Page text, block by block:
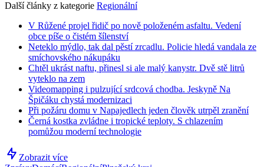
Další články z kategorie Regionální
V Růžené projel řidič po nově položeném asfaltu. Vedení
obce píše o čistém šílenství
Neteklo mýdlo, tak dal pěstí zrcadlu. Policie hledá vandala ze
smíchovského nákupáku
Chtěl ukrást naftu, přinesl si ale malý kanystr. Dvě stě litrů
vyteklo na zem
Videomapping i pulzující srdcová chodba. Jeskyně Na
Špičáku chystá modernizaci
Při požáru domu v Napajedlech jeden člověk utrpěl zranění
Černá kostka zvládne i tropické teploty. S chlazením
pomůžou moderní technologie
Zobrazit více